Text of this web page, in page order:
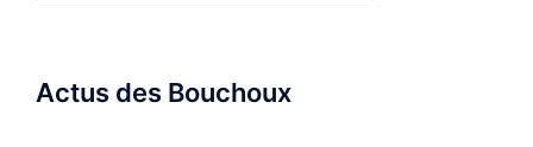
Actus des Bouchoux